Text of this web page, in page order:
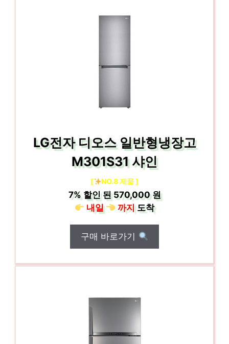
LG전자 디오스 일반형냉장고
M301S31 샤인
[ NO.8 제품 ]
7%할인 된570,000 원
내일
까지도착
구매 바로가기